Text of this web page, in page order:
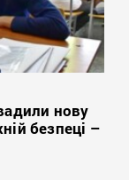
нову
безпеці –